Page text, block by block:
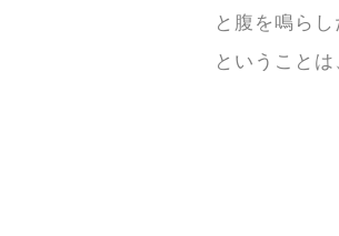
と腹を鳴ら
ということ